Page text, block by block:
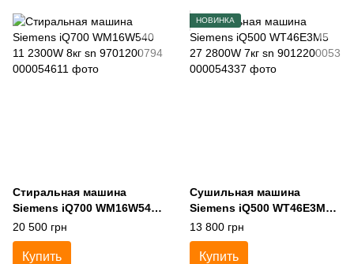
Стиральная машина
Siemens iQ700 WM16W540
11 2300W 8кг sn
9701200794
20 500 грн
Купить
НОВИНКА
Сушильная машина
Siemens iQ500 WT46E3M5
27 2800W 7кг sn
9012200053
13 800 грн
Купить